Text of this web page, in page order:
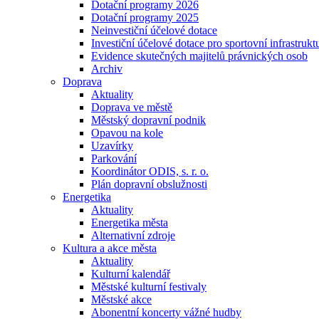
Dotační programy 2026
Dotační programy 2025
Neinvestiční účelové dotace
Investiční účelové dotace pro sportovní
Evidence skutečných majitelů právnických osob
Archiv
Doprava
Aktuality
Doprava ve městě
Městský dopravní podnik
Opavou na kole
Uzavírky
Parkování
Koordinátor ODIS, s. r. o.
Plán dopravní obslužnosti
Energetika
Aktuality
Energetika města
Alternativní zdroje
Kultura a akce města
Aktuality
Kulturní kalendář
Městské kulturní festivaly
Městské akce
Abonentní koncerty vážné hudby